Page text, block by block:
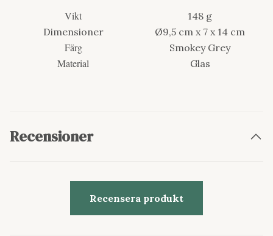
Vikt
148 g
Dimensioner
Ø9,5 cm x 7 x 14 cm
Färg Smokey Grey
Material Glas
Recensioner
Recensera produkt